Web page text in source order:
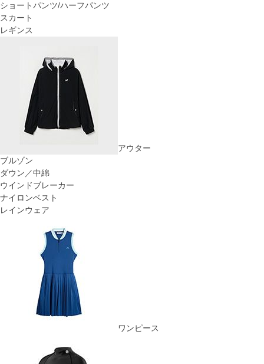
ショートパンツ/ハーフパンツ
スカート
レギンス
アウター
ブルゾン
ダウン／中綿
ウインドブレーカー
ナイロンベスト
レインウェア
ワンピース